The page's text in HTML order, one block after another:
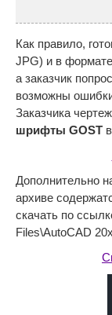
Как правило,
JPG) и в
а заказчик
возможны
Заказчика
шрифты GOST
Дополнительно
архиве
скачать по
Files\AutoCAD